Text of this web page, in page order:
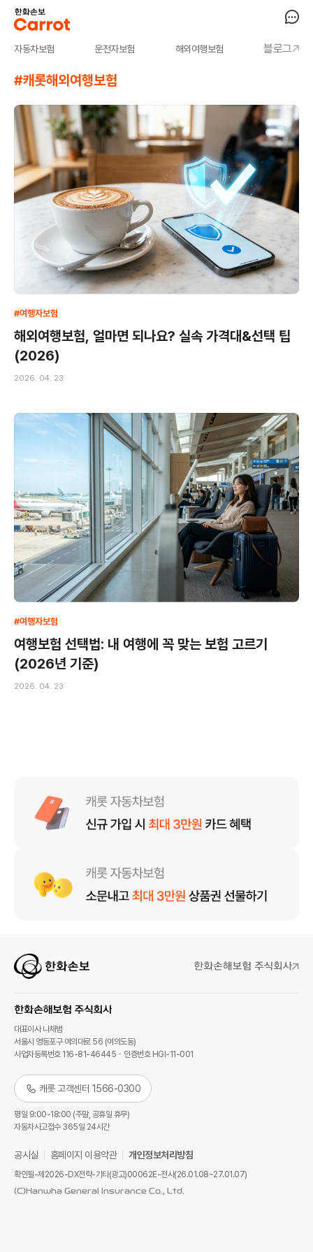
자동차보험 운전자보험 해외여행보험 블로그
#캐롯해외여행보험
#여행자보험
해외여행보험, 얼마면 되나요? 실속 가격대&선택 팁
(2026)
2026. 04. 23
#여행자보험
여행보험 선택법: 내 여행에 꼭 맞는 보험 고르기
(2026년 기준)
2026. 04. 23
대표이사 나채범
서울시 영등포구 여의대로 56 (여의도동)
사업자등록번호 116-81-46445
인증번호 HGI-11-001
캐롯 고객센터 1566-0300
평일 9:00-18:00 (주말, 공휴일 휴무)
자동차사고접수 365일 24시간
공시실 홈페이지 이용약관 개인정보처리방침
확인필-제2026-DX전략-기타(광고)00062E-전사(26.01.08~27.01.07)
(C)Hanwha General Insurance Co., Ltd.